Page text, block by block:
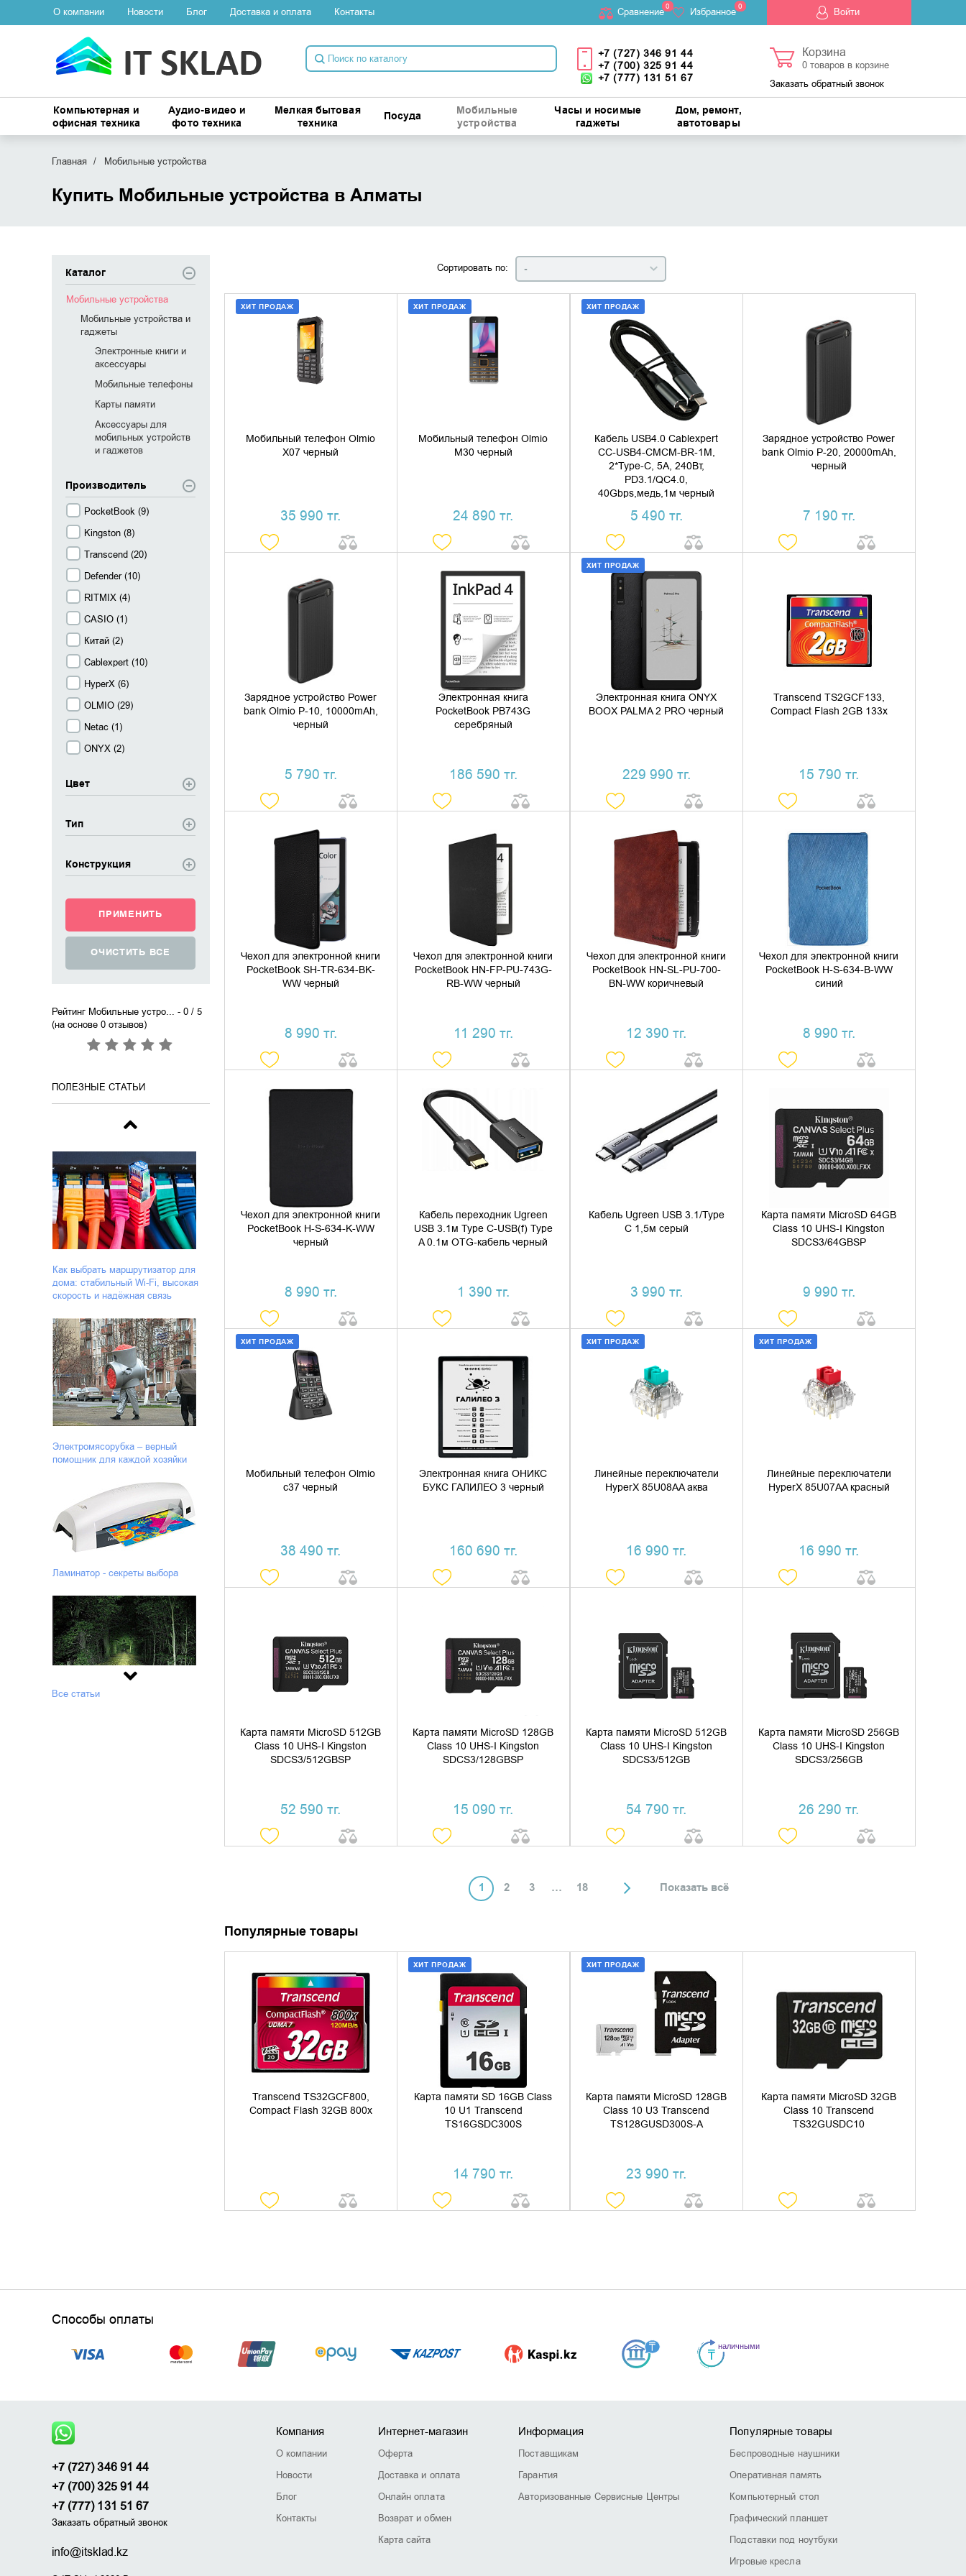
О компании Новости Блог Доставка и оплата Контакты Cравнение0 Избранное 0 Войти
+7 (727) 346 91 44
+7 (700) 325 91 44
+7 (777) 131 51 67
Корзина
0товаров в корзине
Заказать обратный звонок
Компьютерная и
офисная техника
Аудио-видео и
фото техника
Мелкая бытовая
техника
Посуда
Мобильные
устройства
Часы и носимые
гаджеты
Дом, ремонт,
автотовары
Главная Мобильные устройства
Купить Мобильные устройства в Алматы
Каталог
Мобильные устройства
Мобильные устройства и
гаджеты
Электронные книги и
аксессуары
Мобильные телефоны
Карты памяти
Аксессуары для
мобильных устройств
и гаджетов
Производитель
PocketBook (9)
Kingston (8)
Transcend (20)
Defender (10)
RITMIX (4)
CASIO (1)
Китай (2)
Cablexpert (10)
HyperX (6)
OLMIO (29)
Netac (1)
ONYX (2)
Цвет
Тип
Конструкция
Рейтинг Мобильные устро... - 0 / 5
(на основе 0отзывов)
ПОЛЕЗНЫЕ СТАТЬИ
Как выбрать маршрутизатор для
дома: стабильный Wi-Fi, высокая
скорость и надёжная связь
Электромясорубка – верный
помощник для каждой хозяйки
Ламинатор - секреты выбора
так популярны?
Все статьи
Сортировать по: -
Мобильный телефон Olmio
X07 черный
35 990 тг.
ХИТ ПРОДАЖ
ДОБАВИТЬ В КОРЗИНУ
КУПИТЬ В 1 КЛИК
Мобильный телефон Olmio
M30 черный
24 890 тг.
ХИТ ПРОДАЖ
ДОБАВИТЬ В КОРЗИНУ
КУПИТЬ В 1 КЛИК
Кабель USB4.0 Cablexpert
CC-USB4-CMCM-BR-1M,
2*Type-C, 5А, 240Вт,
PD3.1/QC4.0,
40Gbps,медь,1м черный
5 490 тг.
ХИТ ПРОДАЖ
ДОБАВИТЬ В КОРЗИНУ
КУПИТЬ В 1 КЛИК
Зарядное устройство Power
bank Olmio P-20, 20000mAh,
черный
7 190 тг.
ДОБАВИТЬ В КОРЗИНУ
Зарядное устройство Power
bank Olmio P-10, 10000mAh,
черный
5 790 тг.
ДОБАВИТЬ В КОРЗИНУ
Электронная книга
PocketBook PB743G
серебряный
186 590 тг.
ДОБАВИТЬ В КОРЗИНУ
КУПИТЬ В 1 КЛИК
Электронная книга ONYX
BOOX PALMA 2 PRO черный
229 990 тг.
ХИТ ПРОДАЖ
ДОБАВИТЬ В КОРЗИНУ
КУПИТЬ В 1 КЛИК
Transcend TS2GCF133,
Compact Flash 2GB 133x
15 790 тг.
ДОБАВИТЬ В КОРЗИНУ
КУПИТЬ В 1 КЛИК
Чехол для электронной книги
PocketBook SH-TR-634-BK-
WW черный
8 990 тг.
ДОБАВИТЬ В КОРЗИНУ
КУПИТЬ В 1 КЛИК
Чехол для электронной книги
PocketBook HN-FP-PU-743G-
RB-WW черный
11 290 тг.
ДОБАВИТЬ В КОРЗИНУ
КУПИТЬ В 1 КЛИК
Чехол для электронной книги
PocketBook HN-SL-PU-700-
BN-WW коричневый
12 390 тг.
ДОБАВИТЬ В КОРЗИНУ
КУПИТЬ В 1 КЛИК
Чехол для электронной книги
PocketBook H-S-634-B-WW
синий
8 990 тг.
ДОБАВИТЬ В КОРЗИНУ
КУПИТЬ В 1 КЛИК
Чехол для электронной книги
PocketBook H-S-634-K-WW
черный
8 990 тг.
КУПИТЬ В 1 КЛИК
Кабель переходник Ugreen
USB 3.1м Type C-USB(f) Type
A 0.1м OTG-кабель черный
1 390 тг.
ДОБАВИТЬ В КОРЗИНУ
КУПИТЬ В 1 КЛИК
Кабель Ugreen USB 3.1/Type
C 1,5м серый
3 990 тг.
ДОБАВИТЬ В КОРЗИНУ
КУПИТЬ В 1 КЛИК
Карта памяти MicroSD 64GB
Class 10 UHS-I Kingston
SDCS3/64GBSP
9 990 тг.
ДОБАВИТЬ В КОРЗИНУ
КУПИТЬ В 1 КЛИК
Мобильный телефон Olmio
c37 черный
38 490 тг.
ХИТ ПРОДАЖ
ДОБАВИТЬ В КОРЗИНУ
КУПИТЬ В 1 КЛИК
Электронная книга ОНИКС
БУКС ГАЛИЛЕО 3 черный
160 690 тг.
ДОБАВИТЬ В КОРЗИНУ
КУПИТЬ В 1 КЛИК
Линейные переключатели
HyperX 85U08AA аква
16 990 тг.
ХИТ ПРОДАЖ
ДОБАВИТЬ В КОРЗИНУ
КУПИТЬ В 1 КЛИК
Линейные переключатели
HyperX 85U07AA красный
16 990 тг.
ХИТ ПРОДАЖ
ДОБАВИТЬ В КОРЗИНУ
КУПИТЬ В 1 КЛИК
Карта памяти MicroSD 512GB
Class 10 UHS-I Kingston
SDCS3/512GBSP
52 590 тг.
КУПИТЬ В 1 КЛИК
Карта памяти MicroSD 128GB
Class 10 UHS-I Kingston
SDCS3/128GBSP
15 090 тг.
КУПИТЬ В 1 КЛИК
Карта памяти MicroSD 512GB
Class 10 UHS-I Kingston
SDCS3/512GB
54 790 тг.
КУПИТЬ В 1 КЛИК
Карта памяти MicroSD 256GB
Class 10 UHS-I Kingston
SDCS3/256GB
26 290 тг.
КУПИТЬ В 1 КЛИК
1 2 3 … 18 Показать всё
Популярные товары
Transcend TS32GCF800,
Compact Flash 32GB 800x
УТОЧНИТЬ НАЛИЧИЕ
Карта памяти SD 16GB Class
10 U1 Transcend
TS16GSDC300S
14 790 тг.
ХИТ ПРОДАЖ
ДОБАВИТЬ В КОРЗИНУ
КУПИТЬ В 1 КЛИК
Карта памяти MicroSD 128GB
Class 10 U3 Transcend
TS128GUSD300S-A
23 990 тг.
ХИТ ПРОДАЖ
ДОБАВИТЬ В КОРЗИНУ
КУПИТЬ В 1 КЛИК
Карта памяти MicroSD 32GB
Class 10 Transcend
TS32GUSDC10
УТОЧНИТЬ НАЛИЧИЕ
Способы оплаты
+7 (727) 346 91 44
+7 (700) 325 91 44
+7 (777) 131 51 67
Заказать обратный звонок
info@itsklad.kz
Компания
О компании
Новости
Блог
Контакты
Интернет-магазин
Оферта
Доставка и оплата
Онлайн оплата
Возврат и обмен
Карта сайта
Информация
Поставщикам
Гарантия
Авторизованные Сервисные Центры
Популярные товары
Беспроводные наушники
Оперативная память
Компьютерный стол
Графический планшет
Подставки под ноутбуки
Игровые кресла